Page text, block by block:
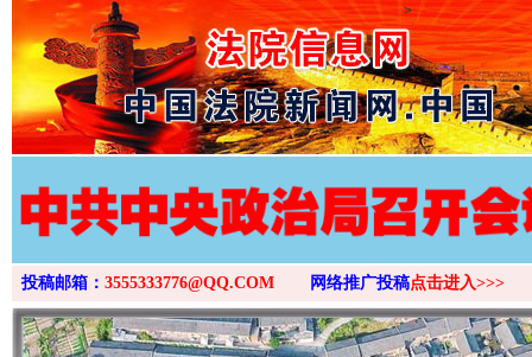
>
投稿邮箱： 3555333776@QQ.COM 网络推广投稿点击进入>>>